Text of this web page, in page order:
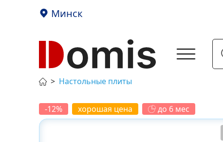
Минск
Настольные плиты
-12% хорошая цена до 6 мес